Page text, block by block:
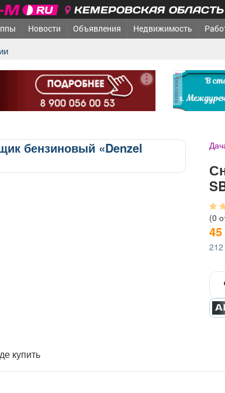
КЕМЕРОВСКАЯ ОБЛАСТЬ
Новости Объявления Недвижимость
реклама
(0
212
купить